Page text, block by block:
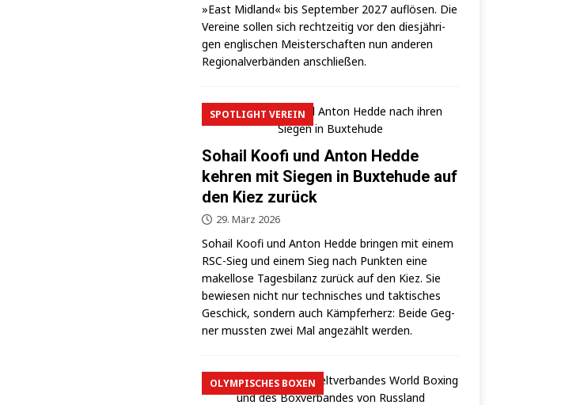
»East Mid­land« bis Sep­tem­ber 2027 auf­lö­sen. Die
Ver­ei­ne sol­len sich recht­zei­tig vor den dies­jäh­ri­
gen eng­li­schen Meis­ter­schaf­ten nun ande­ren
Regio­nal­ver­bän­den anschließen.
SPOTLIGHT VEREIN
Sohail Koofi und Anton Hedde
kehren mit Siegen in Buxtehude auf
den Kiez zurück
29. März 2026
Sohail Koo­fi und Anton Hed­de brin­gen mit einem
RSC-Sieg und einem Sieg nach Punk­ten eine
makel­lo­se Tages­bi­lanz zurück auf den Kiez. Sie
bewie­sen nicht nur tech­ni­sches und tak­ti­sches
Geschick, son­dern auch Kämp­fer­herz: Bei­de Geg­
ner muss­ten zwei Mal ange­zählt werden.
OLYMPISCHES BOXEN